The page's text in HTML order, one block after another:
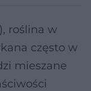
roślina w
często w
mieszane